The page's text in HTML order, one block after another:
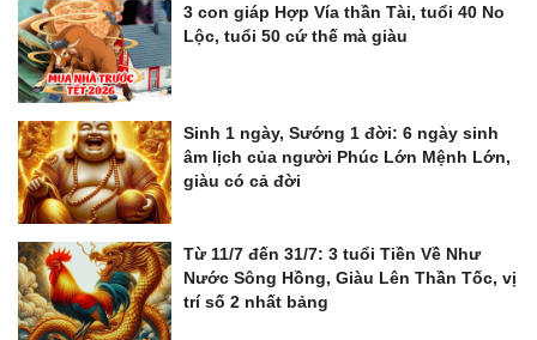
3 con giáp Hợp Vía thần Tài, tuổi 40 No
Lộc, tuổi 50 cứ thế mà giàu
Sinh 1 ngày, Sướng 1 đời: 6 ngày sinh
âm lịch của người Phúc Lớn Mệnh Lớn,
giàu có cả đời
Từ 11/7 đến 31/7: 3 tuổi Tiền Về Như
Nước Sông Hồng, Giàu Lên Thần Tốc, vị
trí số 2 nhất bảng